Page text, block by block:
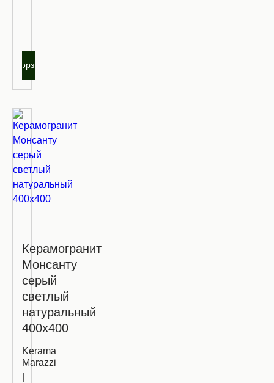
В корзину
Керамогранит
Монсанту
серый
светлый
натуральный
400х400
Kerama
Marazzi